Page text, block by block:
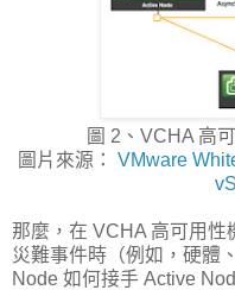
圖 2、VCHA 高
圖片來源： VMware
那麼，在 VCHA 高可用
災難事件時（例如，硬體
Node 如何接手 Active